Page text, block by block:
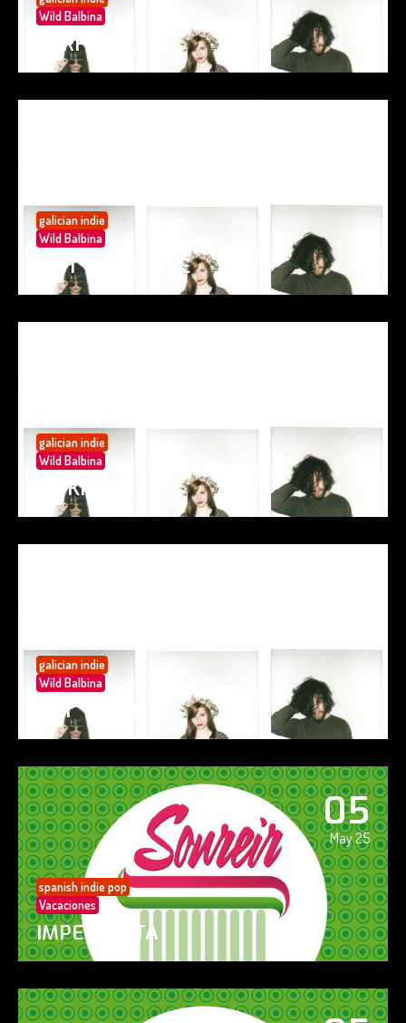
Wild Balbina
SURFIN’
galician indie
Wild Balbina
SPIT YOUR LOVE
galician indie
Wild Balbina
SO KIND
galician indie
Wild Balbina
EAT TACOS
05
May 25
spanish indie pop
Vacaciones
IMPERFECTA